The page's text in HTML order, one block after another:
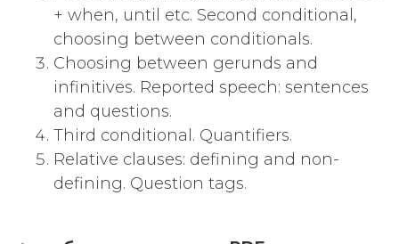
+ when, until etc. Second conditional,
choosing between conditionals.
Choosing between gerunds and
infinitives. Reported speech: sentences
and questions.
Third conditional. Quantifiers.
Relative clauses: defining and non-
defining. Question tags.